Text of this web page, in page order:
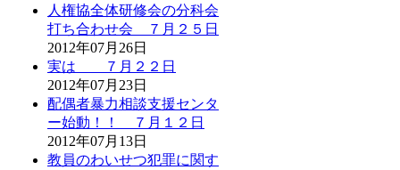
人権協全体研修会の分科会
打ち合わせ会 ７月２５日
2012年07月26日
実は ７月２２日
2012年07月23日
配偶者暴力相談支援センタ
ー始動！！ ７月１２日
2012年07月13日
教員のわいせつ犯罪に関す